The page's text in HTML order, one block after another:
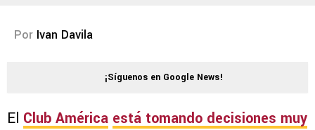
Por Ivan Davila
¡Síguenos en Google News!
El Club América está tomando decisiones muy